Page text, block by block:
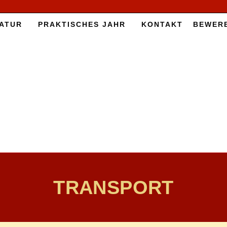
PRAK­TI­SCHES JAHR KON­TAKT
TRANSPORT